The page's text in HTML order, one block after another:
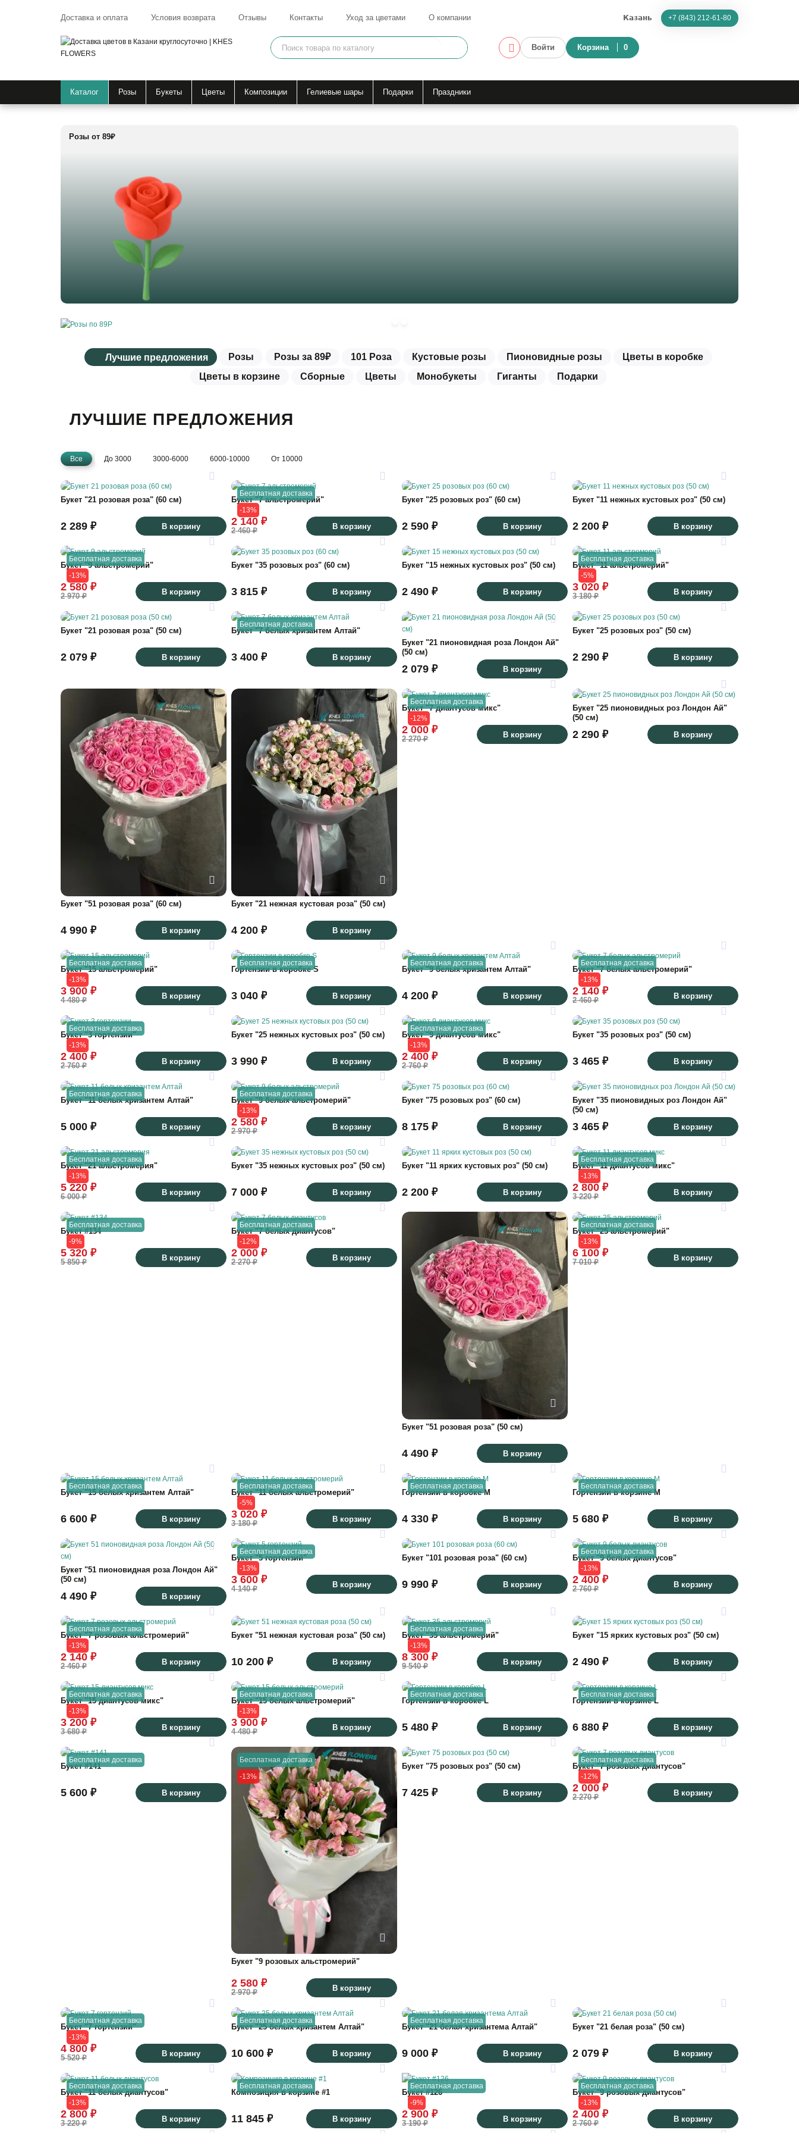
Доставка и оплата Условия возврата Отзывы Контакты Уход за цветами О компании Казань +7 (843) 212-61-80
Войти Корзина 0
Каталог Розы Букеты Цветы Композиции Гелиевые шары Подарки Праздники
Розы от 89₽
Лучшие предложения Розы Розы за 89₽ 101 Роза Кустовые розы Пионовидные розы
Цветы в коробке
Цветы в корзине
Сборные Цветы Монобукеты Гиганты Подарки
ЛУЧШИЕ ПРЕДЛОЖЕНИЯ
Все До 3000 3000-6000 6000-10000 От 10000
Букет "21 розовая роза" (60 см)
2 289 ₽ В корзину
Бесплатная доставка
-13%
Букет "7 альстромерий"
2 140 ₽
2 460 ₽ В корзину
Букет "25 розовых роз" (60 см)
2 590 ₽ В корзину
Букет "11 нежных кустовых роз" (50 см)
2 200 ₽ В корзину
Бесплатная доставка
-13%
Букет "9 альстромерий"
2 580 ₽
2 970 ₽ В корзину
Букет "35 розовых роз" (60 см)
3 815 ₽ В корзину
Букет "15 нежных кустовых роз" (50 см)
2 490 ₽ В корзину
Бесплатная доставка
-5%
Букет "11 альстромерий"
3 020 ₽
3 180 ₽ В корзину
Букет "21 розовая роза" (50 см)
2 079 ₽ В корзину
Бесплатная доставка
Букет "7 белых хризантем Алтай"
3 400 ₽ В корзину
Букет "21 пионовидная роза Лондон Ай"
(50 см)
2 079 ₽ В корзину
Букет "25 розовых роз" (50 см)
2 290 ₽ В корзину
Букет "51 розовая роза" (60 см)
4 990 ₽ В корзину
Букет "21 нежная кустовая роза" (50 см)
4 200 ₽ В корзину
Бесплатная доставка
-12%
Букет "7 диантусов микс"
2 000 ₽
2 270 ₽ В корзину
Букет "25 пионовидных роз Лондон Ай"
(50 см)
2 290 ₽ В корзину
Бесплатная доставка
-13%
Букет "15 альстромерий"
3 900 ₽
4 480 ₽ В корзину
Бесплатная доставка
Гортензии в коробке S
3 040 ₽ В корзину
Бесплатная доставка
Букет "9 белых хризантем Алтай"
4 200 ₽ В корзину
Бесплатная доставка
-13%
Букет "7 белых альстромерий"
2 140 ₽
2 460 ₽ В корзину
Бесплатная доставка
-13%
Букет "3 гортензии"
2 400 ₽
2 760 ₽ В корзину
Букет "25 нежных кустовых роз" (50 см)
3 990 ₽ В корзину
Бесплатная доставка
-13%
Букет "9 диантусов микс"
2 400 ₽
2 760 ₽ В корзину
Букет "35 розовых роз" (50 см)
3 465 ₽ В корзину
Бесплатная доставка
Букет "11 белых хризантем Алтай"
5 000 ₽ В корзину
Бесплатная доставка
-13%
Букет "9 белых альстромерий"
2 580 ₽
2 970 ₽ В корзину
Букет "75 розовых роз" (60 см)
8 175 ₽ В корзину
Букет "35 пионовидных роз Лондон Ай"
(50 см)
3 465 ₽ В корзину
Бесплатная доставка
-13%
Букет "21 альстромерия"
5 220 ₽
6 000 ₽ В корзину
Букет "35 нежных кустовых роз" (50 см)
7 000 ₽ В корзину
Букет "11 ярких кустовых роз" (50 см)
2 200 ₽ В корзину
Бесплатная доставка
-13%
Букет "11 диантусов микс"
2 800 ₽
3 220 ₽ В корзину
Бесплатная доставка
-9%
Букет #134
5 320 ₽
5 850 ₽ В корзину
Бесплатная доставка
-12%
Букет "7 белых диантусов"
2 000 ₽
2 270 ₽ В корзину
Букет "51 розовая роза" (50 см)
4 490 ₽ В корзину
Бесплатная доставка
-13%
Букет "25 альстромерий"
6 100 ₽
7 010 ₽ В корзину
Бесплатная доставка
Букет "15 белых хризантем Алтай"
6 600 ₽ В корзину
Бесплатная доставка
-5%
Букет "11 белых альстромерий"
3 020 ₽
3 180 ₽ В корзину
Бесплатная доставка
Гортензии в коробке M
4 330 ₽ В корзину
Бесплатная доставка
Гортензии в корзине М
5 680 ₽ В корзину
Букет "51 пионовидная роза Лондон Ай"
(50 см)
4 490 ₽ В корзину
Бесплатная доставка
-13%
Букет "5 гортензий"
3 600 ₽
4 140 ₽ В корзину
Букет "101 розовая роза" (60 см)
9 990 ₽ В корзину
Бесплатная доставка
-13%
Букет "9 белых диантусов"
2 400 ₽
2 760 ₽ В корзину
Бесплатная доставка
-13%
Букет "7 розовых альстромерий"
2 140 ₽
2 460 ₽ В корзину
Букет "51 нежная кустовая роза" (50 см)
10 200 ₽ В корзину
Бесплатная доставка
-13%
Букет "35 альстромерий"
8 300 ₽
9 540 ₽ В корзину
Букет "15 ярких кустовых роз" (50 см)
2 490 ₽ В корзину
Бесплатная доставка
-13%
Букет "15 диантусов микс"
3 200 ₽
3 680 ₽ В корзину
Бесплатная доставка
-13%
Букет "15 белых альстромерий"
3 900 ₽
4 480 ₽ В корзину
Бесплатная доставка
Гортензии в коробке L
5 480 ₽ В корзину
Бесплатная доставка
Гортензии в корзине L
6 880 ₽ В корзину
Бесплатная доставка
Букет #141
5 600 ₽ В корзину
Бесплатная доставка
-13%
Букет "9 розовых альстромерий"
2 580 ₽
2 970 ₽ В корзину
Букет "75 розовых роз" (50 см)
7 425 ₽ В корзину
Бесплатная доставка
-12%
Букет "7 розовых диантусов"
2 000 ₽
2 270 ₽ В корзину
Бесплатная доставка
-13%
Букет "7 гортензий"
4 800 ₽
5 520 ₽ В корзину
Бесплатная доставка
Букет "25 белых хризантем Алтай"
10 600 ₽ В корзину
Бесплатная доставка
Букет "21 белая хризантема Алтай"
9 000 ₽ В корзину
Букет "21 белая роза" (50 см)
2 079 ₽ В корзину
Бесплатная доставка
-13%
Букет "11 белых диантусов"
2 800 ₽
3 220 ₽ В корзину
Бесплатная доставка
Композиция в корзине #1
11 845 ₽ В корзину
Бесплатная доставка
-9%
Букет #126
2 900 ₽
3 190 ₽ В корзину
Бесплатная доставка
-13%
Букет "9 розовых диантусов"
2 400 ₽
2 760 ₽ В корзину